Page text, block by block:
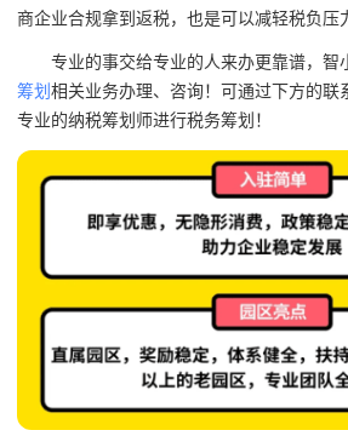
商企业合规拿到返税，也是可以减轻税负压
专业的事交给专业的人来办更靠谱，智
筹划 相关业务办理、咨询！可通过下方的联
专业的纳税筹划师进行税务筹划！